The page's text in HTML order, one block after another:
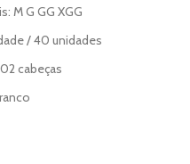
M G GG XGG
/ 40 unidades
cabeças